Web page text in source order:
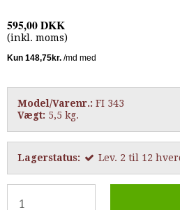
595,00 DKK
(inkl. moms)
Model/Varenr.: FI 343
Vægt: 5,5 kg.
Lagerstatus: Lev. 2 til 12